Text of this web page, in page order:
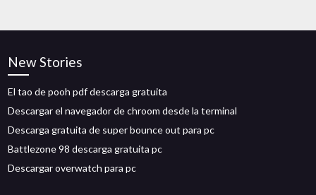
New Stories
El tao de pooh pdf descarga gratuita
Descargar el navegador de chroom desde la terminal
Descarga gratuita de super bounce out para pc
Battlezone 98 descarga gratuita pc
Descargar overwatch para pc